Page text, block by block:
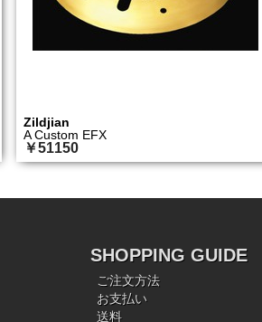
Zildjian
A Custom EFX
￥51150
SHOPPING GUIDE
ご注文方法
お支払い
送料